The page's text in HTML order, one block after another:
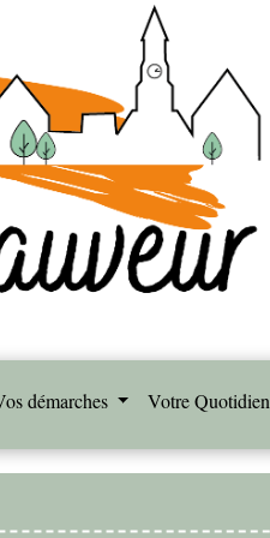
démarches Votre Quotidien